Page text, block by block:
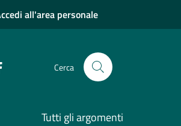
all'area personale
Cerca
Tutti gli argomenti